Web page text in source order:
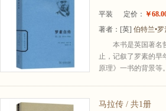
平装 定价： ￥
著者： [英] 伯特兰•罗
本书是英国著名
止，记叙了罗素的
原理》一书的背景等
马拉传 / 共1册